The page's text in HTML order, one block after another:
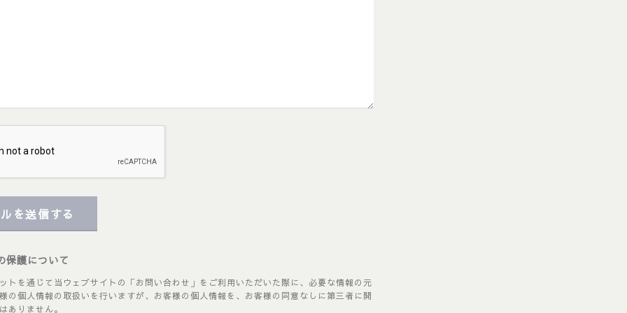
を送信する
保護について
トを通じて当ウェブサイトの「お問い合わせ」をご利用いただいた際に、必要な情報の元
の個人情報の取扱いを行いますが、お客様の個人情報を、お客様の同意なしに第三者に開
ありません。